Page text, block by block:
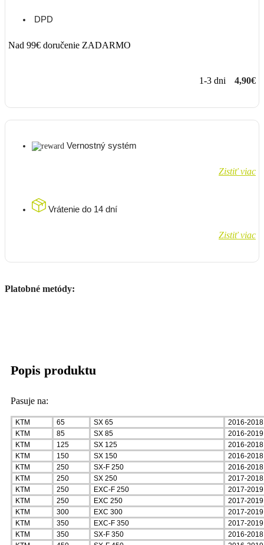
DPD
Nad 99€ doručenie ZADARMO
1-3 dni 4,90€
Vernostný systém
Zistiť viac
Vrátenie do 14 dní
Zistiť viac
Platobné metódy:
Popis produktu
Pasuje na:
KTM 65 SX 65
2016-2018
KTM
85 SX 85
2016-2019
KTM
125 SX 125
2016-2018
KTM
150 SX 150
2016-2018
KTM
250 SX-F 250
2016-2018
KTM
250 SX 250
2017-2018
KTM
250 EXC-F 250
2017-2019
KTM
250 EXC 250
2017-2019
KTM
300 EXC 300
2017-2019
KTM
350 EXC-F 350
2017-2019
KTM
350 SX-F 350
2016-2018